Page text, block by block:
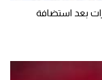
بعد استضافة